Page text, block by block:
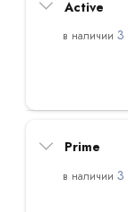
Active
3
Prime
3